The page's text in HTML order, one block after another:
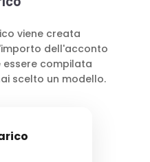
viene creata
dell'acconto
essere compilata
scelto un modello.